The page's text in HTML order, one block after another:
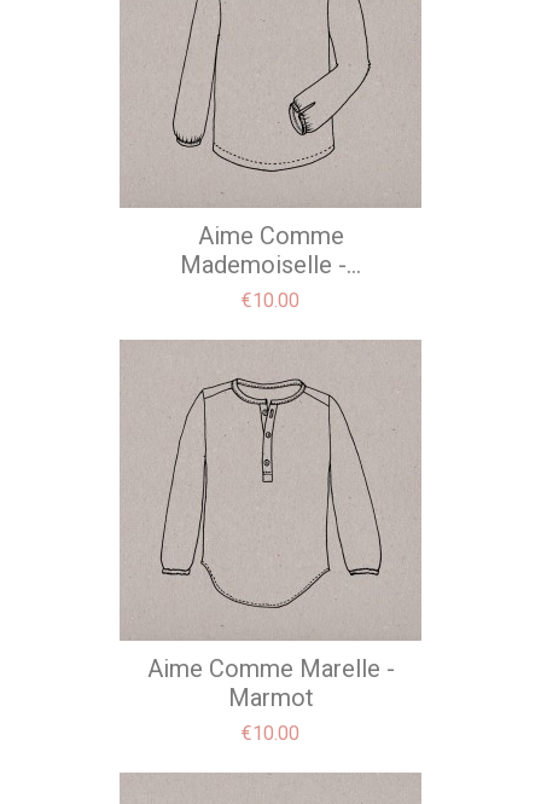
Aime Comme
Mademoiselle -...
Price
€10.00
Aime Comme Marelle -
Marmot
Price
€10.00